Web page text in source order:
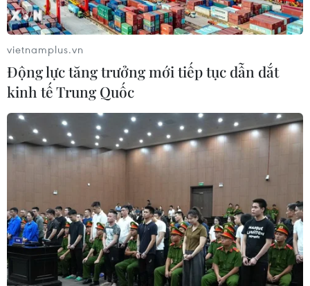
Tài chính Xanh cho bảo vệ môi trường tại
Việt Nam còn nhiều hạn chế
06/09/2023 15:16
Ngân hàng Thế giới ước tính Việt Nam có thể sẽ cần
vietnamplus.vn
Động lực tăng trưởng mới tiếp tục dẫn dắt
kinh tế Trung Quốc